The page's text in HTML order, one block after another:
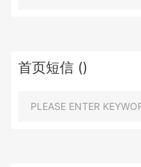
首页短信 ()